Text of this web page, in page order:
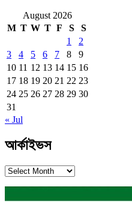
August 2026
M T W T F S
S
1
2
3
4 5 6 7 8
9
10 11 12 13 14 15 16
17 18 19 20 21 22 23
24 25 26 27 28 29 30
31
« Jul
আর্কাইভস
আর্কাইভস